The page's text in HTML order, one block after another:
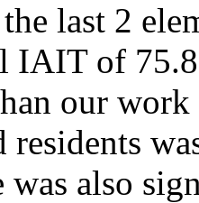
last 2
IAIT of
our
residents
also